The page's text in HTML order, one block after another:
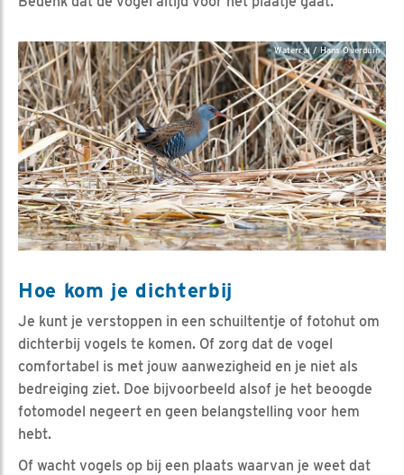
Waterral / Hans Overduin
Hoe kom je dichterbij
Je kunt je verstoppen in een schuiltentje of fotohut om
dichterbij vogels te komen. Of zorg dat de vogel
comfortabel is met jouw aanwezigheid en je niet als
bedreiging ziet. Doe bijvoorbeeld alsof je het beoogde
fotomodel negeert en geen belangstelling voor hem
hebt.
Of wacht vogels op bij een plaats waarvan je weet dat